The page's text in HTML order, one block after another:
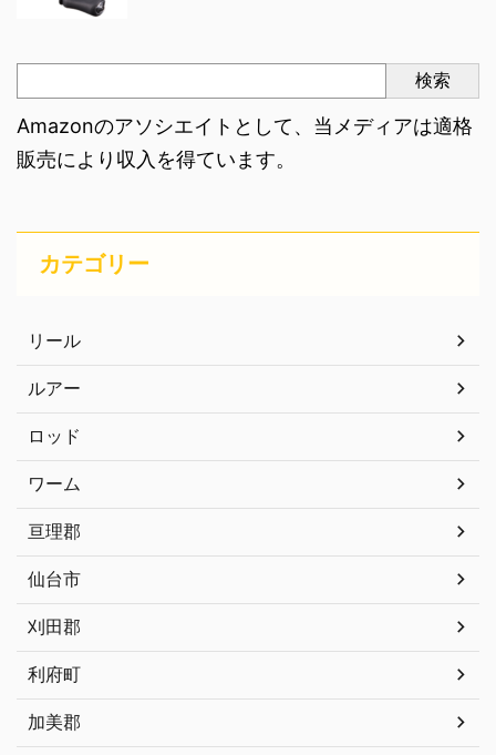
検索
Amazonのアソシエイトとして、当メディアは適格
販売により収入を得ています。
カテゴリー
リール
ルアー
ロッド
ワーム
亘理郡
仙台市
刈田郡
利府町
加美郡